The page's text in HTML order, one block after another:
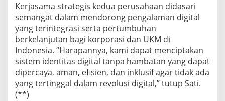
Kerjasama strategis kedua perusahaan didasari
semangat dalam mendorong pengalaman digital
yang terintegrasi serta pertumbuhan
berkelanjutan bagi korporasi dan UKM di
Indonesia. “Harapannya, kami dapat menciptakan
sistem identitas digital tanpa hambatan yang dapat
dipercaya, aman, efisien, dan inklusif agar tidak ada
yang tertinggal dalam revolusi digital,” tutup Sati.
(**)